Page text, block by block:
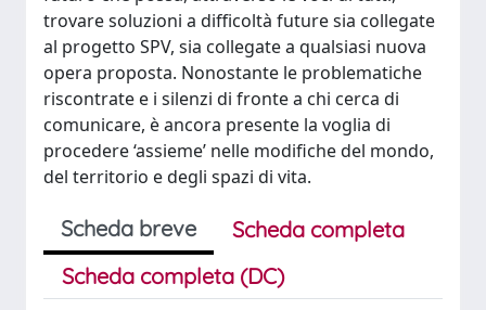
trovare soluzioni a difficoltà future sia collegate
al progetto SPV, sia collegate a qualsiasi nuova
opera proposta. Nonostante le problematiche
riscontrate e i silenzi di fronte a chi cerca di
comunicare, è ancora presente la voglia di
procedere ‘assieme’ nelle modifiche del mondo,
del territorio e degli spazi di vita.
Scheda breve
Scheda completa
Scheda completa (DC)